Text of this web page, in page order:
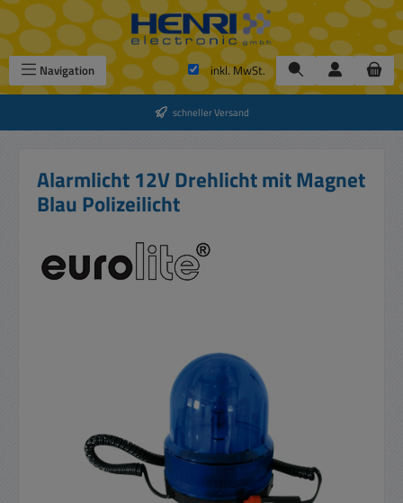
Zum Hauptinhalt springen
Navigation inkl. MwSt.
schneller Versand
Alarmlicht 12V Drehlicht mit Magnet
Blau Polizeilicht